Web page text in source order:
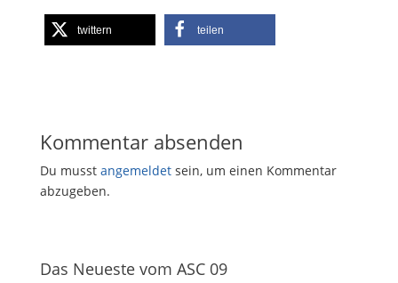
twittern teilen
Kommentar absenden
Du musst angemeldetsein, um einen Kommentar
abzugeben.
Das Neueste vom ASC 09